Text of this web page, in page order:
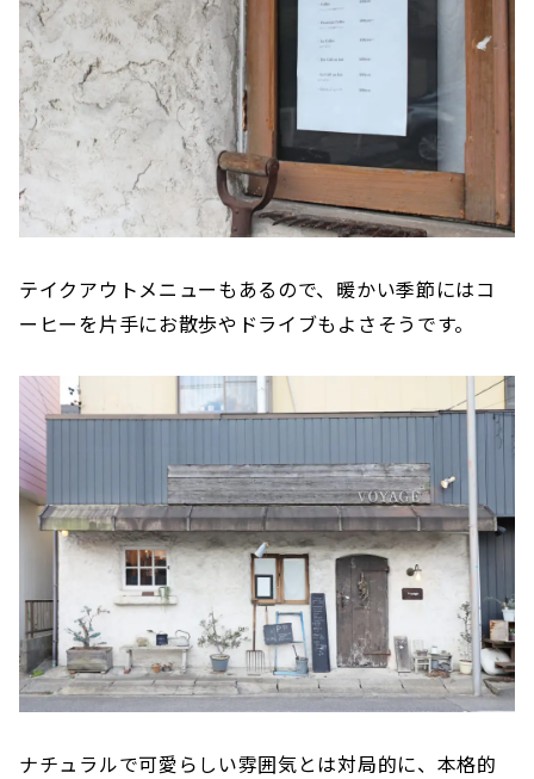
テイクアウトメニューもあるので、暖かい季節にはコ
ーヒーを片手にお散歩やドライブもよさそうです。
ナチュラルで可愛らしい雰囲気とは対局的に、本格的